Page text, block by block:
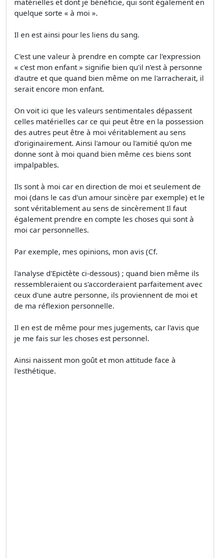
quelque sorte « à moi ».
Il en est ainsi pour les liens du sang.
C'est une valeur à prendre en compte car l'expression
« c'est mon enfant » signifie bien qu'il n'est à personne
d'autre et que quand bien même on me l'arracherait, il
serait encore mon enfant.
On voit ici que les valeurs sentimentales dépassent
celles matérielles car ce qui peut être en la possession
des autres peut être à moi véritablement au sens
d'originairement. Ainsi l'amour ou l'amitié qu'on me
donne sont à moi quand bien même ces biens sont
impalpables.
Ils sont à moi car en direction de moi et seulement de
moi (dans le cas d'un amour sincère par exemple) et le
sont véritablement au sens de sincèrement Il faut
également prendre en compte les choses qui sont à
moi car personnelles.
Par exemple, mes opinions, mon avis (Cf.
l'analyse d'Epictète ci-dessous) ; quand bien même ils
ressembleraient ou s'accorderaient parfaitement avec
ceux d'une autre personne, ils proviennent de moi et
de ma réflexion personnelle.
Il en est de même pour mes jugements, car l'avis que
je me fais sur les choses est personnel.
Ainsi naissent mon goût et mon attitude face à
l'esthétique.